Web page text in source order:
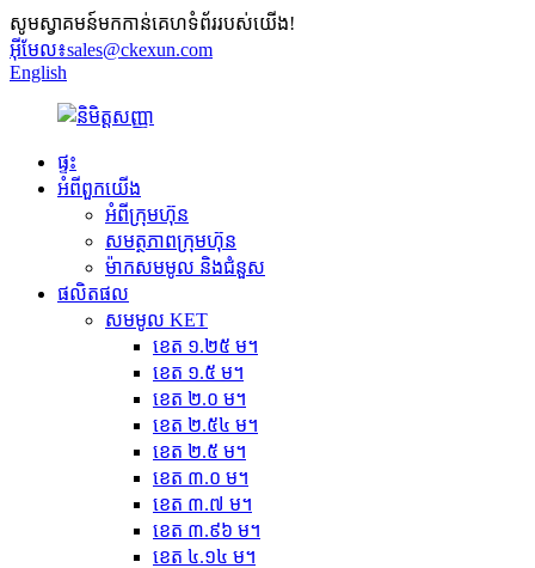
សូមស្វាគមន៍មកកាន់គេហទំព័ររបស់យើង!
អ៊ីមែល៖sales@ckexun.com
English
ផ្ទះ
អំពី​ពួក​យើង
អំពីក្រុមហ៊ុន
សមត្ថភាពក្រុមហ៊ុន
ម៉ាកសមមូល និងជំនួស
ផលិតផល
សមមូល KET
ខេត ១.២៥ ម។
ខេត ១.៥ ម។
ខេត ២.០ ម។
ខេត ២.៥៤ ម។
ខេត ២.៥ ម។
ខេត ៣.០ ម។
ខេត ៣.៧ ម។
ខេត ៣.៩៦ ម។
ខេត ៤.១៤ ម។